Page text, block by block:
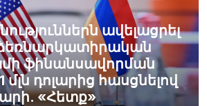
ավելացրել
ձեռնարկատիրական
ֆինանսավորման
մլն դոլարից հասցնելով
«Հետք»